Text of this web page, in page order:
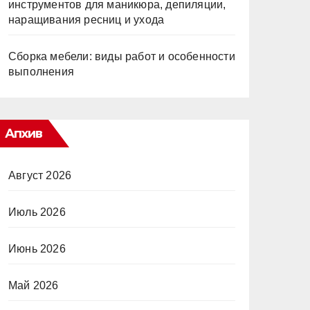
инструментов для маникюра, депиляции,
наращивания ресниц и ухода
Сборка мебели: виды работ и особенности
выполнения
Апхив
Август 2026
Июль 2026
Июнь 2026
Май 2026